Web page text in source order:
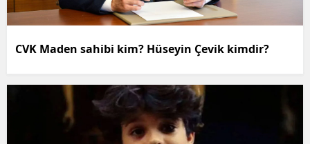
CVK Maden sahibi kim? Hüseyin Çevik kimdir?